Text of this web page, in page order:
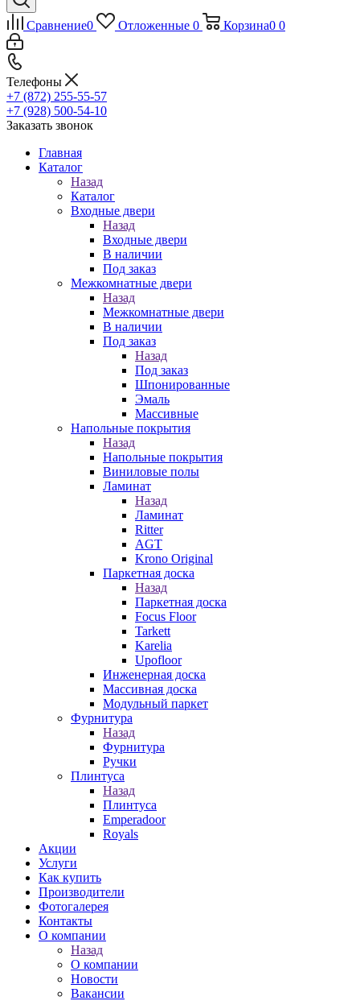
Сравнение0 Отложенные 0 Корзина0 0
Телефоны
+7 (872) 255-55-57
+7 (928) 500-54-10
Заказать звонок
Главная
Каталог
Назад
Каталог
Входные двери
Назад
Входные двери
В наличии
Под заказ
Межкомнатные двери
Назад
Межкомнатные двери
В наличии
Под заказ
Назад
Под заказ
Шпонированные
Эмаль
Массивные
Напольные покрытия
Назад
Напольные покрытия
Виниловые полы
Ламинат
Назад
Ламинат
Ritter
AGT
Krono Original
Паркетная доска
Назад
Паркетная доска
Focus Floor
Tarkett
Karelia
Upofloor
Инженерная доска
Массивная доска
Модульный паркет
Фурнитура
Назад
Фурнитура
Ручки
Плинтуса
Назад
Плинтуса
Emperadoor
Royals
Акции
Услуги
Как купить
Производители
Фотогалерея
Контакты
О компании
Назад
О компании
Новости
Вакансии